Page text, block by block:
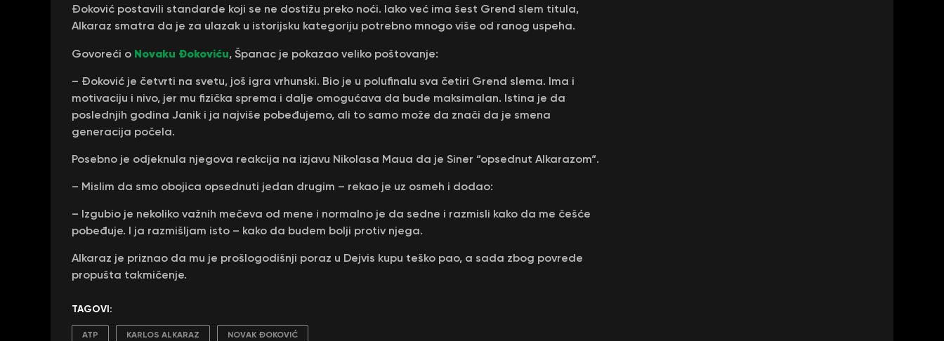
Đoković postavili standarde koji se ne dostižu preko noći. Iako već ima šest Grend slem titula,
Alkaraz smatra da je za ulazak u istorijsku kategoriju potrebno mnogo više od ranog uspeha.
Govoreći o Novaku Đokoviću, Španac je pokazao veliko poštovanje:
– Đoković je četvrti na svetu, još igra vrhunski. Bio je u polufinalu sva četiri Grend slema. Ima i
motivaciju i nivo, jer mu fizička sprema i dalje omogućava da bude maksimalan. Istina je da
poslednjih godina Janik i ja najviše pobeđujemo, ali to samo može da znači da je smena
generacija počela.
Posebno je odjeknula njegova reakcija na izjavu Nikolasa Maua da je Siner “opsednut Alkarazom“.
– Mislim da smo obojica opsednuti jedan drugim – rekao je uz osmeh i dodao:
– Izgubio je nekoliko važnih mečeva od mene i normalno je da sedne i razmisli kako da me češće
pobeđuje. I ja razmišljam isto – kako da budem bolji protiv njega.
Alkaraz je priznao da mu je prošlogodišnji poraz u Dejvis kupu teško pao, a sada zbog povrede
propušta takmičenje.
TAGOVI:
ATP KARLOS ALKARAZ NOVAK ĐOKOVIĆ